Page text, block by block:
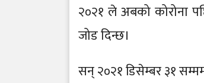
२०२१ ले अबको कोरोना
जोड दिन्छ।
सन् २०२१ डिसेम्बर ३१